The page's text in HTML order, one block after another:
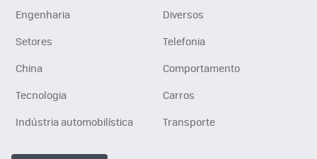
Engenharia
Diversos
Setores
Telefonia
China
Comportamento
Tecnologia
Carros
Indústria automobilística
Transporte